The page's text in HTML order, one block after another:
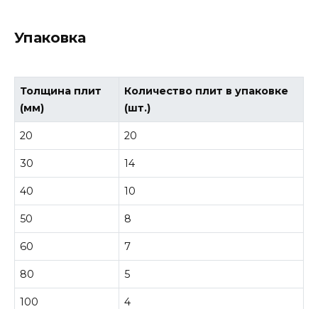
Упаковка
Толщина плит
(мм)
Количество плит в упаковке
(шт.)
20 20
30 14
40 10
50 8
60 7
80 5
100 4